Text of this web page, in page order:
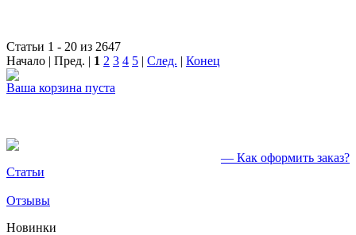
Статьи 1 - 20 из 2647
Начало | Пред. | 1 2 3 4 5 | След. | Конец
Ваша корзина пуста
— Как оформить заказ?
Статьи
Отзывы
Новинки